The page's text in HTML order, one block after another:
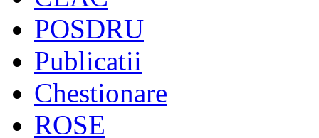
POSDRU
Publicatii
Chestionare
ROSE